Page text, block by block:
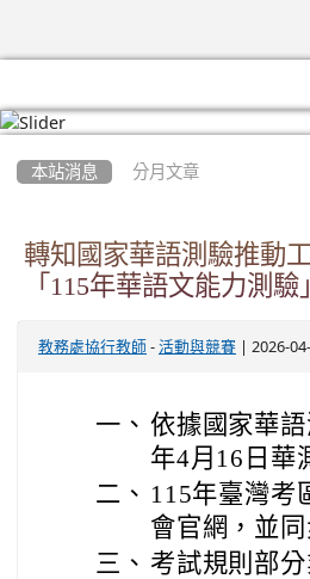
本站消息 分月文章
轉知國家華語測驗推動
「115年華語文能力測
教務處協行教師 - 活動與競賽 | 2026-
一、 依據國家華
年4月16日華
二、 115年臺灣考
會官網，並
三、 考試規則部